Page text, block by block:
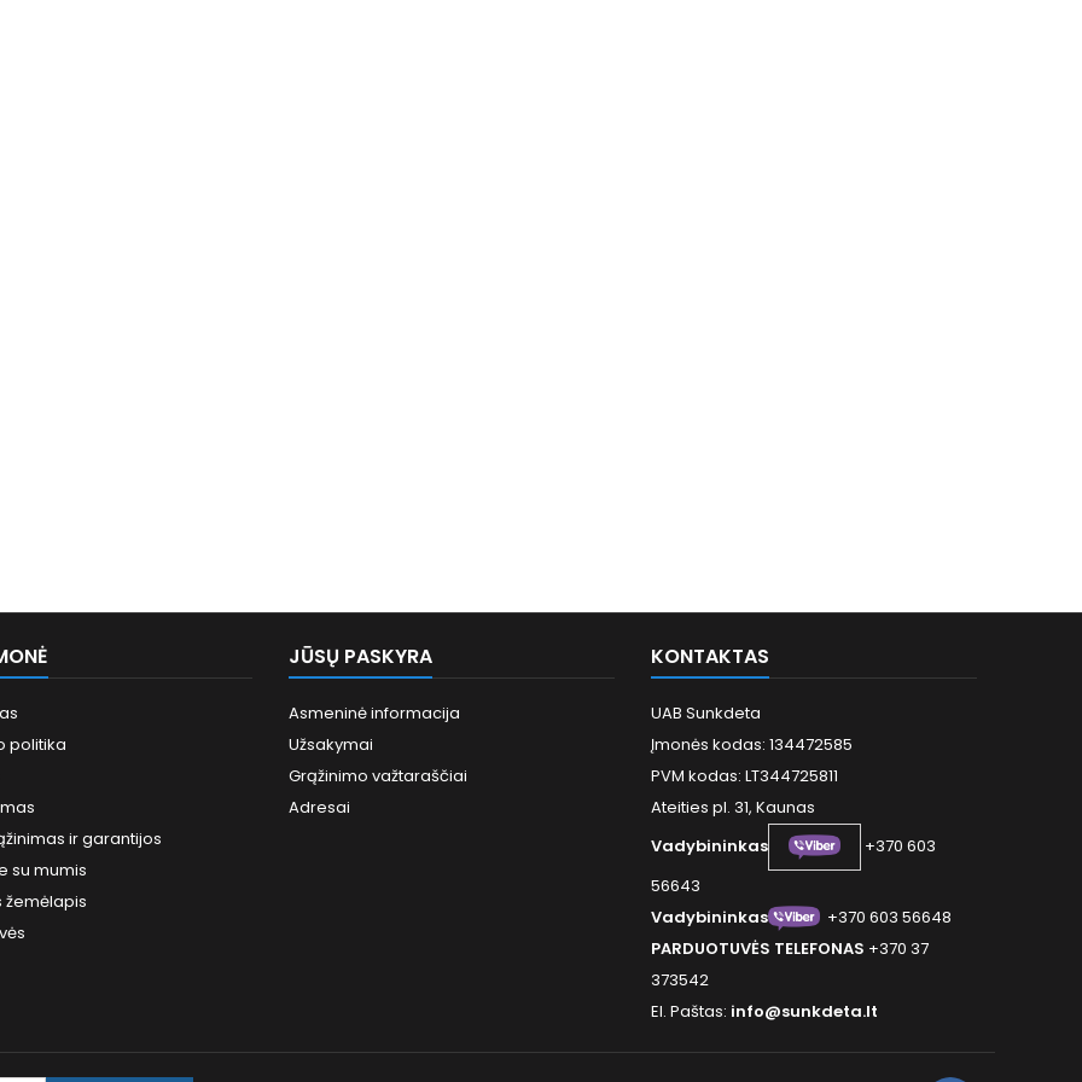
politika
ir garantijos
su mumis
žemėlapis
JŪSŲ PASKYRA
Asmeninė informacija
Užsakymai
Grąžinimo važtaraščiai
Adresai
KONTAKTAS
UAB Sunkdeta
Įmonės kodas: 134472585
PVM kodas: LT344725811
Ateities pl. 31, Kaunas
Vadybininkas
+370 603
56643
Vadybininkas
+370 603 56648
PARDUOTUVĖS TELEFONAS +370 37
373542
El. Paštas: info@sunkdeta.lt